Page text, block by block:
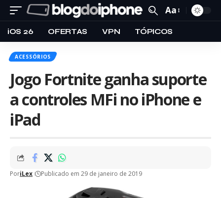
Aa
iOS 26 OFERTAS VPN TÓPICOS
ACESSÓRIOS
Jogo Fortnite ganha suporte
a controles MFi no iPhone e
iPad
PoriLex Publicado em 29 de janeiro de 2019